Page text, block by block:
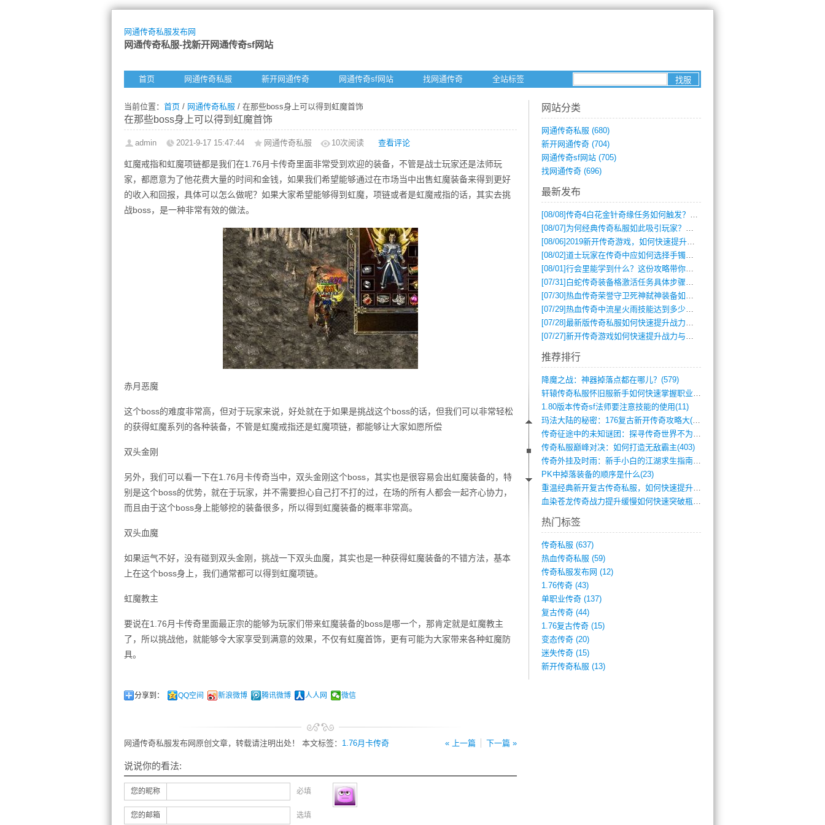
网通传奇私服发布网
网通传奇私服-找新开网通传奇sf网站
首页 网通传奇私服 新开网通传奇 网通传奇sf网站 找网通传奇 全站标签
当前位置： 首页 / 网通传奇私服 / 在那些boss身上可以得到虹魔首饰
在那些boss身上可以得到虹魔首饰
admin 2021-9-17 15:47:44 网通传奇私服 10次阅读 查看评论
虹魔戒指和虹魔项链都是我们在1.76月卡传奇里面非常受到欢迎的装备，不管是战士玩家还是法师玩
家，都愿意为了他花费大量的时间和金钱，如果我们希望能够通过在市场当中出售虹魔装备来得到更好
的收入和回报，具体可以怎么做呢？如果大家希望能够得到虹魔，项链或者是虹魔戒指的话，其实去挑
战boss，是一种非常有效的做法。
赤月恶魔
这个boss的难度非常高，但对于玩家来说，好处就在于如果是挑战这个boss的话，但我们可以非常轻松
的获得虹魔系列的各种装备，不管是虹魔戒指还是虹魔项链，都能够让大家如愿所偿
双头金刚
另外，我们可以看一下在1.76月卡传奇当中，双头金刚这个boss，其实也是很容易会出虹魔装备的，特
别是这个boss的优势，就在于玩家，并不需要担心自己打不打的过，在场的所有人都会一起齐心协力，
而且由于这个boss身上能够挖的装备很多，所以得到虹魔装备的概率非常高。
双头血魔
如果运气不好，没有碰到双头金刚，挑战一下双头血魔，其实也是一种获得虹魔装备的不错方法，基本
上在这个boss身上，我们通常都可以得到虹魔项链。
虹魔教主
要说在1.76月卡传奇里面最正宗的能够为玩家们带来虹魔装备的boss是哪一个，那肯定就是虹魔教主
了，所以挑战他，就能够令大家享受到满意的效果，不仅有虹魔首饰，更有可能为大家带来各种虹魔防
具。
分享到： QQ空间 新浪微博 腾讯微博 人人网 微信
« 上一篇 下一篇 »
网通传奇私服发布网原创文章，转载请注明出处！ 本文标签： 1.76月卡传奇
说说你的看法:
您的昵称 必填
您的邮箱 选填
网站分类
网通传奇私服 (680)
新开网通传奇 (704)
网通传奇sf网站 (705)
找网通传奇 (696)
最新发布
[08/08]传奇4白花金针奇缘任务如何触发？完整攻略解析
[08/07] 为何经典传奇私服如此吸引玩家？深度攻略解析
[08/06]2019新开传奇游戏，如何快速提升角色等级？
[08/02]道士玩家在传奇中应如何选择手镯装备？
[08/01]行会里能学到什么？这份攻略带你全掌握
[07/31] 白蛇传奇装备格激活任务具体步骤是什么？如何完成？
[07/30]热血传奇荣誉守卫死神弑神装备如何获取与佩戴攻略？
[07/29]热血传奇中流星火雨技能达到多少级可以开始练装备？
[07/28]最新版传奇私服如何快速提升战力与获取稀有装备？
[07/27]新开传奇游戏如何快速提升战力与获取稀有装备？
推荐排行
降魔之战：神器掉落点都在哪儿？(579)
轩辕传奇私服怀旧服新手如何快速掌握职业选(993)
1.80版本传奇sf法师要注意技能的使用(11)
玛法大陆的秘密：176复古新开传奇攻略大(486)
传奇征途中的未知谜团：探寻传奇世界不为人(595)
传奇私服巅峰对决：如何打造无敌霸主(403)
传奇外挂及时雨：新手小白的江湖求生指南(802)
PK中掉落装备的顺序是什么(23)
重温经典新开复古传奇私服，如何快速提升等(392)
血染苍龙传奇战力提升缓慢如何快速突破瓶颈(654)
热门标签
传奇私服 (637)
热血传奇私服 (59)
传奇私服发布网 (12)
1.76传奇 (43)
单职业传奇 (137)
复古传奇 (44)
1.76复古传奇 (15)
变态传奇 (20)
迷失传奇 (15)
新开传奇私服 (13)